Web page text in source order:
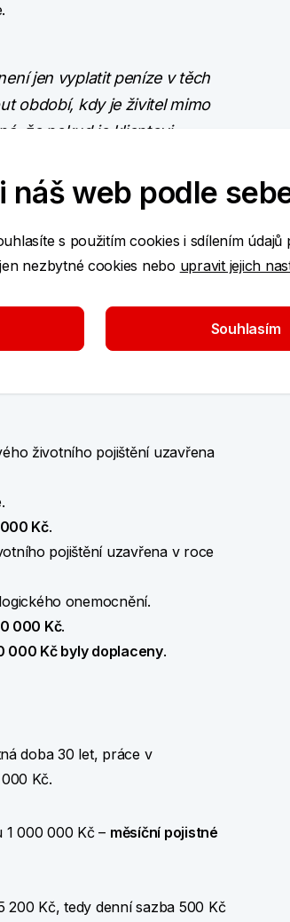
jen vyplatit peníze v těch
období, kdy je živitel mimo
že pokud je klientovi
může vzniknout nárok na
Zároveň si klient může ke
neschopnosti, které
obtíží, například
která doplní jeho příjem v
životního pojištění uzavřena
Kč.
pojištění uzavřena v roce
onemocnění.
000 Kč.
000 Kč byly doplaceny.
doba 30 let, práce v
Kč.
1 000 000 Kč – měsíční pojistné
200 Kč, tedy denní sazba 500 Kč
náš web podle
s použitím cookies i sdílením údajů
nezbytné cookies nebo upravit jejich
Souhlasím